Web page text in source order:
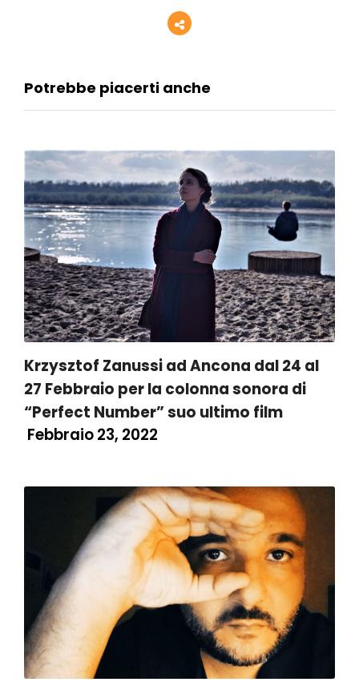
Potrebbe piacerti anche
Krzysztof Zanussi ad Ancona dal 24 al
27 Febbraio per la colonna sonora di
“Perfect Number” suo ultimo film
Febbraio 23, 2022